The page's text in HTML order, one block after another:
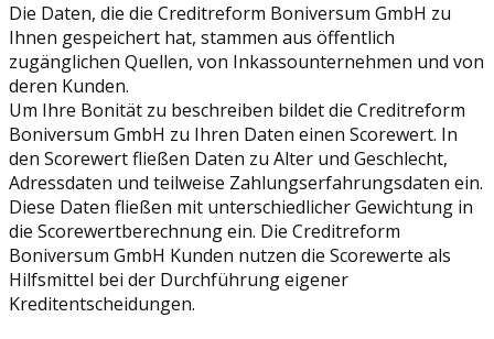
Die Daten, die die Creditreform Boniversum GmbH zu
Ihnen gespeichert hat, stammen aus öffentlich
zugänglichen Quellen, von Inkassounternehmen und von
deren Kunden.
Um Ihre Bonität zu beschreiben bildet die Creditreform
Boniversum GmbH zu Ihren Daten einen Scorewert. In
den Scorewert fließen Daten zu Alter und Geschlecht,
Adressdaten und teilweise Zahlungserfahrungsdaten ein.
Diese Daten fließen mit unterschiedlicher Gewichtung in
die Scorewertberechnung ein. Die Creditreform
Boniversum GmbH Kunden nutzen die Scorewerte als
Hilfsmittel bei der Durchführung eigener
Kreditentscheidungen.